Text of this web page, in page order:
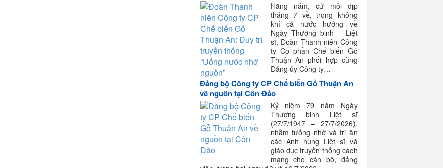
Hằng năm, cứ mỗi dịp
tháng 7 về, trong không
khí cả nước hướng về
Ngày Thương binh – Liệt
sĩ, Đoàn Thanh niên Công
ty Cổ phần Chế biến Gỗ
Thuận An phối hợp cùng
Đảng ủy Công ty…
Đảng bộ Công ty CP Chế biến Gỗ Thuận An
về nguồn tại Côn Đảo
Kỷ niệm 79 năm Ngày
Thương binh Liệt sĩ
(27/7/1947 – 27/7/2026),
nhằm tưởng nhớ và tri ân
các Anh hùng Liệt sĩ và
giáo dục truyền thống cách
mạng cho cán bộ, đảng